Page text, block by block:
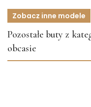
Zobacz inne modele
Pozostałe buty z
obcasie